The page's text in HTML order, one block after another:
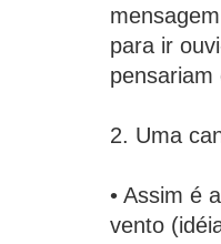
para ir
2. Uma
• Assim é
vento